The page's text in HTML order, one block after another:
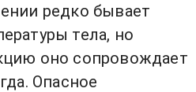
редко бывает
тела, но
оно сопровождает
Опасное